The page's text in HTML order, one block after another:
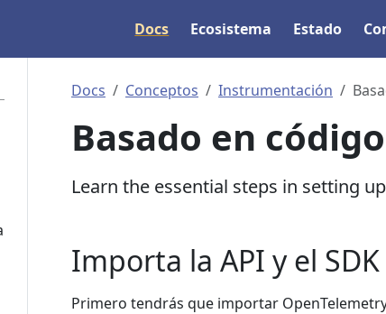
Docs Ecosistema Estado
Docs Conceptos Instrumentación
Basado en código
Learn the essential steps in setting
Importa la API y el
Primero tendrás que importar